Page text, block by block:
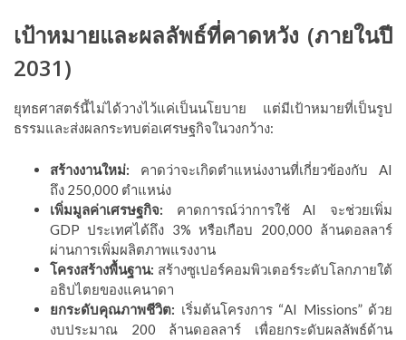
เป้าหมายและผลลัพธ์ที่คาดหวัง (ภายในปี
2031)
ยุทธศาสตร์นี้ไม่ได้วางไว้แค่เป็นนโยบาย แต่มีเป้าหมายที่เป็นรูป
ธรรมและส่งผลกระทบต่อเศรษฐกิจในวงกว้าง:
สร้างงานใหม่: คาดว่าจะเกิดตำแหน่งงานที่เกี่ยวข้องกับ AI
ถึง 250,000 ตำแหน่ง
เพิ่มมูลค่าเศรษฐกิจ: คาดการณ์ว่าการใช้ AI จะช่วยเพิ่ม
GDP ประเทศได้ถึง 3% หรือเกือบ 200,000 ล้านดอลลาร์
ผ่านการเพิ่มผลิตภาพแรงงาน
โครงสร้างพื้นฐาน: สร้างซูเปอร์คอมพิวเตอร์ระดับโลกภายใต้
อธิปไตยของแคนาดา
ยกระดับคุณภาพชีวิต: เริ่มต้นโครงการ “AI Missions” ด้วย
งบประมาณ 200 ล้านดอลลาร์ เพื่อยกระดับผลลัพธ์ด้าน